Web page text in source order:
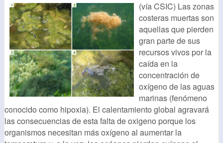
(vía CSIC) Las zonas
costeras muertas son
aquellas que pierden
gran parte de sus
recursos vivos por la
caída en la
concentración de
oxígeno de las aguas
marinas (fenómeno
conocido como hipoxia). El calentamiento global agravará
las consecuencias de esta falta de oxigeno porque los
organismos necesitan más oxígeno al aumentar la